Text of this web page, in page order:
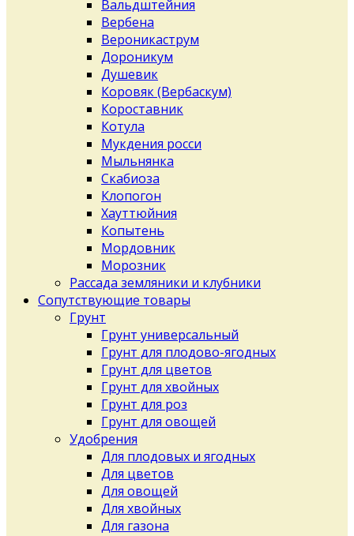
Вальдштейния
Вербена
Вероникаструм
Дороникум
Душевик
Коровяк (Вербаскум)
Короставник
Котула
Мукдения росси
Мыльнянка
Скабиоза
Клопогон
Хауттюйния
Копытень
Мордовник
Морозник
Рассада земляники и клубники
Сопутствующие товары
Грунт
Грунт универсальный
Грунт для плодово-ягодных
Грунт для цветов
Грунт для хвойных
Грунт для роз
Грунт для овощей
Удобрения
Для плодовых и ягодных
Для цветов
Для овощей
Для хвойных
Для газона